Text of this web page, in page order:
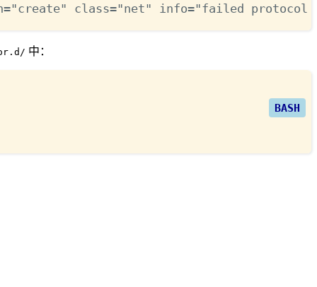
="create" class="net" info="failed protocol
中：